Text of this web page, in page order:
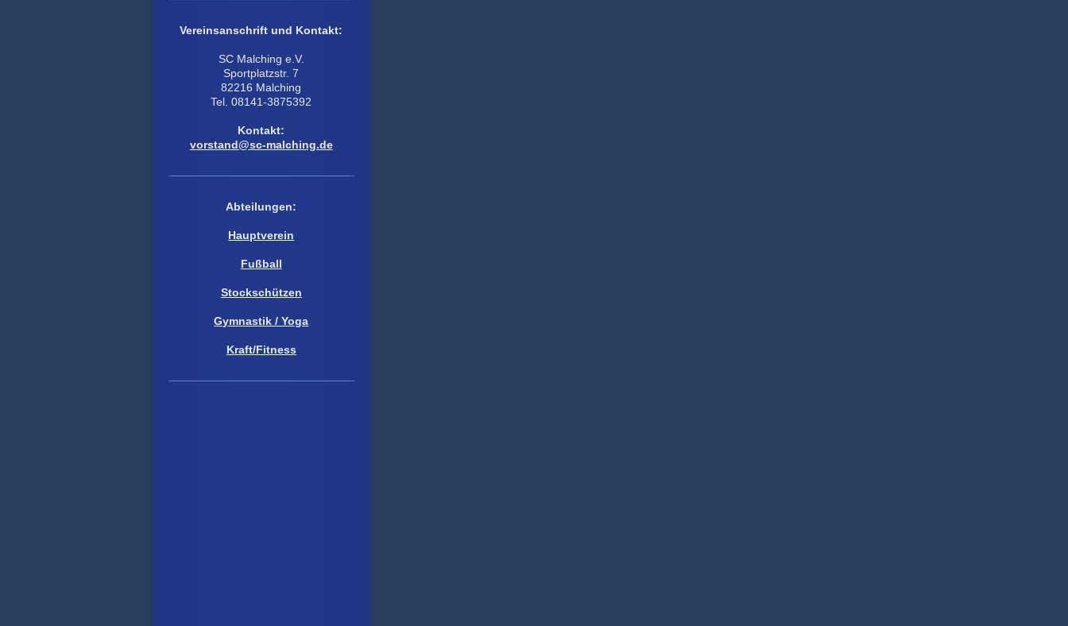
Vereinsanschrift und Kontakt:
SC Malching e.V.
Sportplatzstr. 7
82216 Malching
Tel. 08141-3875392
Kontakt:
vorstand@sc-malching.de
Abteilungen:
Hauptverein
Fußball
Stockschützen
Gymnastik / Yoga
Kraft/Fitness